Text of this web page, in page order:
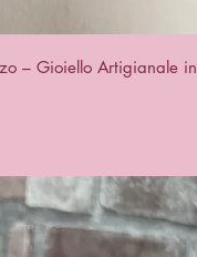
– Gioiello Artigianale in